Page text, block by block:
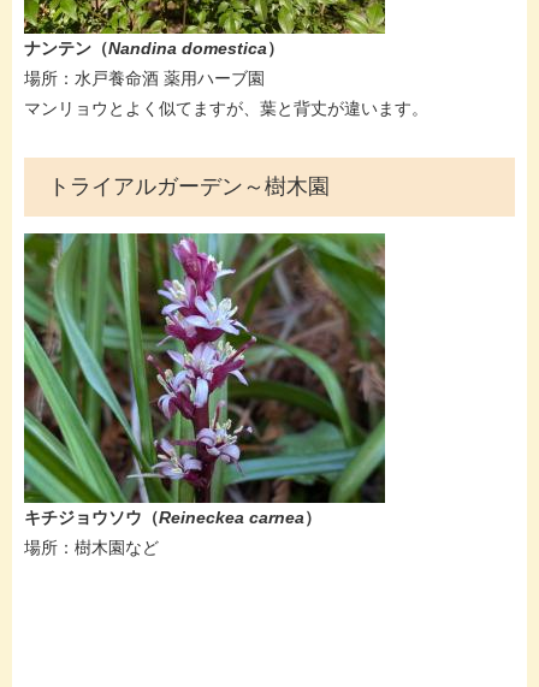
ナンテン（Nandina domestica）
​​場所：​​水戸養命酒 薬用ハーブ園
マンリョウとよく似てますが、葉と背丈が違います。
トライアルガーデン～樹木園
キチジョウソウ（Reineckea carnea​​​）
​​場所：樹木園など